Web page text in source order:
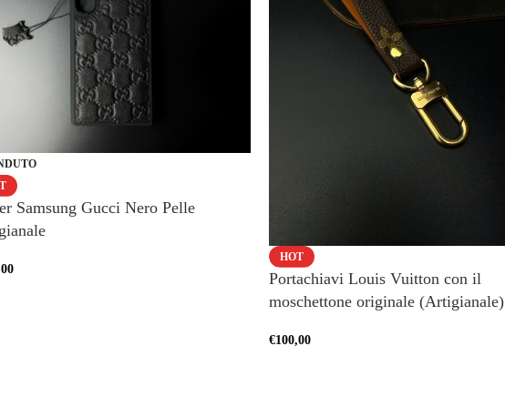
Samsung Gucci Nero Pelle
HOT
Portachiavi Louis Vuitton con il
moschettone originale (Artigianale)
€100,00